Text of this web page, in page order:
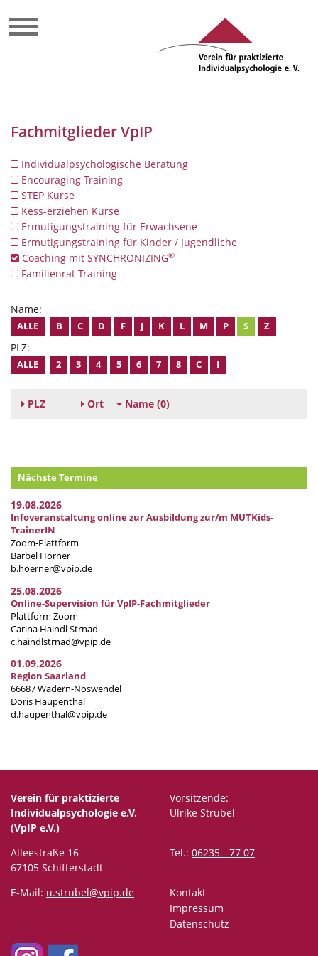
Fachmitglieder VpIP
Individualpsychologische Beratung
Encouraging-Training
STEP Kurse
Kess-erziehen Kurse
Ermutigungstraining für Erwachsene
Ermutigungstraining für Kinder / Jugendliche
Coaching mit SYNCHRONIZING®
Familienrat-Training
Name:
ALLE B C D F J K L M P S Z
PLZ:
ALLE 2 3 4 5 6 7 8 C I
PLZ Ort Name (0)
Nächste Termine
19.08.2026
Infoveranstaltung online zur Ausbildung zur/m MUTKids-
TrainerIN
Zoom-Plattform
Bärbel Hörner
b.hoerner@vpip.de
25.08.2026
Online-Supervision für VpIP-Fachmitglieder
Plattform Zoom
Carina Haindl Strnad
c.haindlstrnad@vpip.de
01.09.2026
Region Saarland
66687 Wadern-Noswendel
Doris Haupenthal
d.haupenthal@vpip.de
Verein für praktizierte
Individualpsychologie e.V.
(VpIP e.V.)
Vorsitzende:
Ulrike Strubel
Alleestraße 16
67105 Schifferstadt
Tel.: 06235 - 77 07
E-Mail: u.strubel@vpip.de
Kontakt
Impressum
Datenschutz